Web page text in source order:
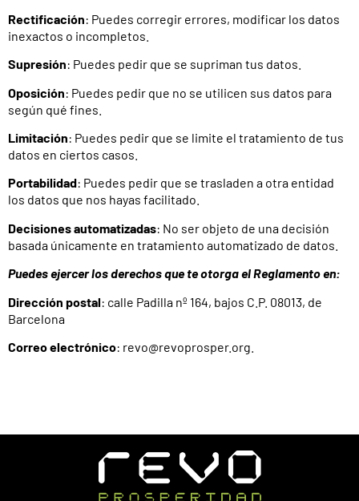
Rectificación: Puedes corregir errores, modificar los datos
inexactos o incompletos.
Supresión: Puedes pedir que se supriman tus datos.
Oposición: Puedes pedir que no se utilicen sus datos para
según qué fines.
Limitación: Puedes pedir que se limite el tratamiento de tus
datos en ciertos casos.
Portabilidad: Puedes pedir que se trasladen a otra entidad
los datos que nos hayas facilitado.
Decisiones automatizadas: No ser objeto de una decisión
basada únicamente en tratamiento automatizado de datos.
Puedes ejercer los derechos que te otorga el Reglamento en:
Dirección postal: calle Padilla nº 164, bajos C.P. 08013, de
Barcelona
Correo electrónico: revo@revoprosper.org.